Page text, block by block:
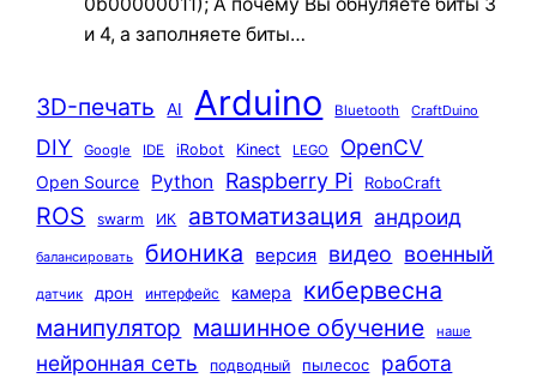
и 4, а заполняете биты…
3D-печать AI Arduino Bluetooth CraftDuino
DIY Google IDE iRobot Kinect LEGO OpenCV
Open Source Python Raspberry Pi RoboCraft
ROS swarm ИК автоматизация андроид
балансировать бионика версия видео военный
датчик дрон интерфейс камера кибервесна
манипулятор машинное обучение наше
нейронная сеть подводный пылесос работа